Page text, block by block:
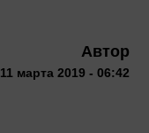
Автор
11 марта 2019 - 06:42